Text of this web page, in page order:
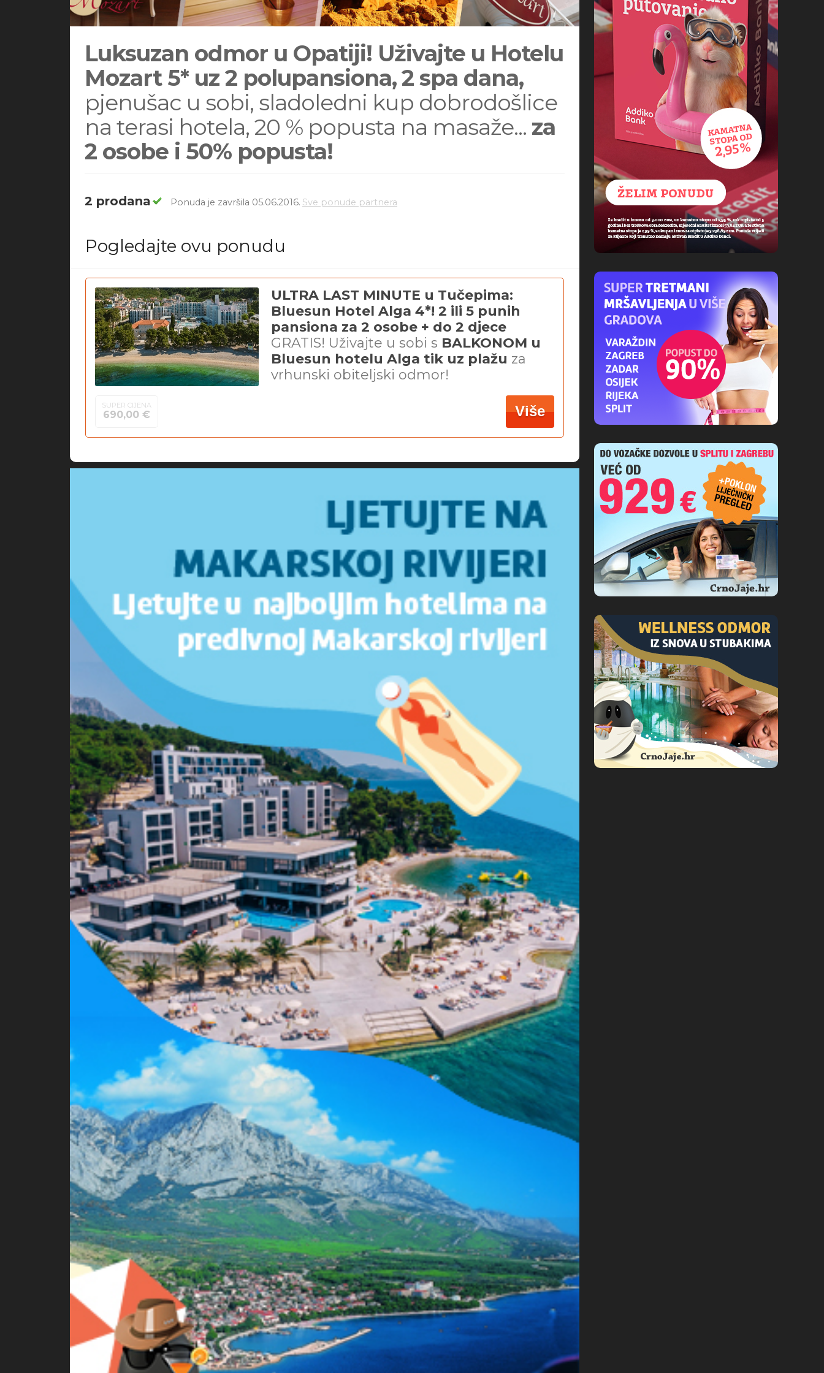
Luksuzan odmor u Opatiji! Uživajte u Hotelu
Mozart 5* uz 2 polupansiona,2 spa dana,
pjenušac u sobi, sladoledni kup dobrodošlice
na terasi hotela, 20 % popusta na masaže... za
2 osobe i 50% popusta!
2 prodana Ponuda je završila 05.06.2016. Sve ponude partnera
Pogledajte ovu ponudu
ULTRA LAST MINUTE u Tučepima:
Bluesun Hotel Alga 4*! 2 ili 5 punih
pansiona za 2 osobe + do 2 djece
GRATIS! Uživajte u sobi s BALKONOM u
Bluesun hotelu Alga tik uz plažu za
vrhunski obiteljski odmor!
SUPER CIJENA
690,00 € Više